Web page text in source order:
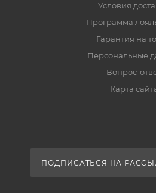
Условия
Программа
Гарантия на
Персональные
Вопрос-
Карта
ПОДПИСАТЬСЯ НА